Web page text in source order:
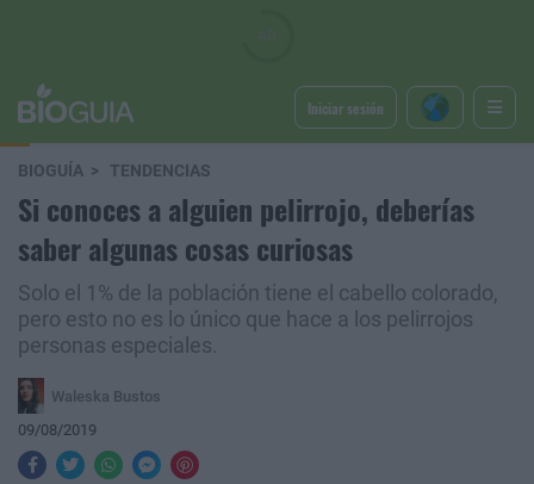
Iniciar sesión
BIOGUÍA TENDENCIAS
Si conoces a alguien pelirrojo, deberías
saber algunas cosas curiosas
Solo el 1% de la población tiene el cabello colorado,
pero esto no es lo único que hace a los pelirrojos
personas especiales.
Waleska Bustos
09/08/2019